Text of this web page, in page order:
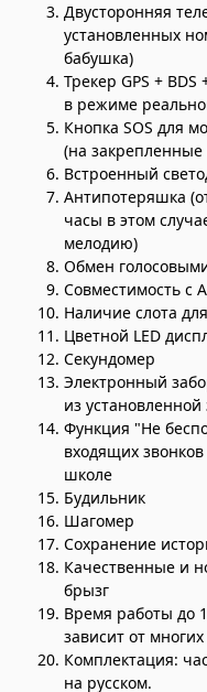
Двусторонняя
установленных
бабушка)
Трекер GPS +
в режиме
Кнопка SOS для
(на
Встроенный
Антипотеряшка
часы в этом
мелодию)
Обмен
Совместимость с
Наличие слота
Цветной LED
Секундомер
Электронный
из
Функция "Не
входящих
школе
Будильник
Шагомер
Сохранение
Качественные и
брызг
Время работы до
зависит от
Комплектация:
на русском.